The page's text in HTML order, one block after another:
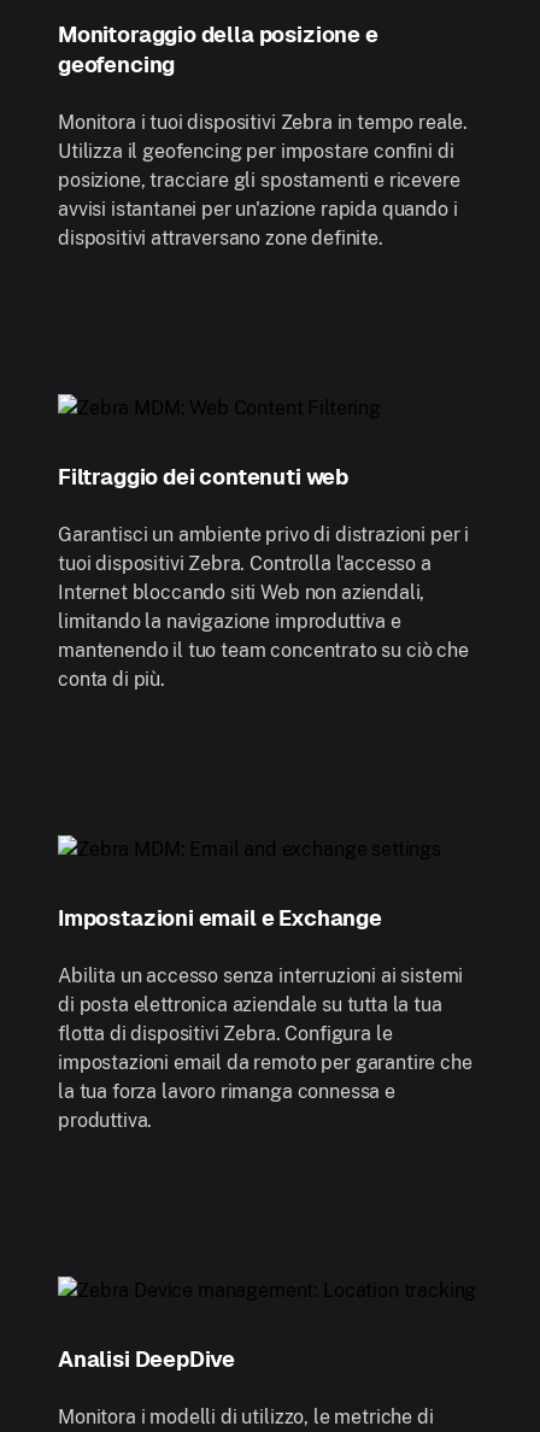
Monitoraggio della posizione e
geofencing
Monitora i tuoi dispositivi Zebra in tempo reale.
Utilizza il geofencing per impostare confini di
posizione, tracciare gli spostamenti e ricevere
avvisi istantanei per un'azione rapida quando i
dispositivi attraversano zone definite.
Filtraggio dei contenuti web
Garantisci un ambiente privo di distrazioni per i
tuoi dispositivi Zebra. Controlla l'accesso a
Internet bloccando siti Web non aziendali,
limitando la navigazione improduttiva e
mantenendo il tuo team concentrato su ciò che
conta di più.
Impostazioni email e Exchange
Abilita un accesso senza interruzioni ai sistemi
di posta elettronica aziendale su tutta la tua
flotta di dispositivi Zebra. Configura le
impostazioni email da remoto per garantire che
la tua forza lavoro rimanga connessa e
produttiva.
Analisi DeepDive
Monitora i modelli di utilizzo, le metriche di